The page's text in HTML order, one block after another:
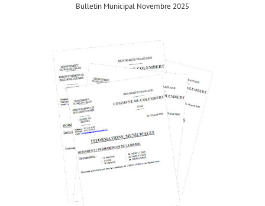
Bulletin Municipal Novembre 2025